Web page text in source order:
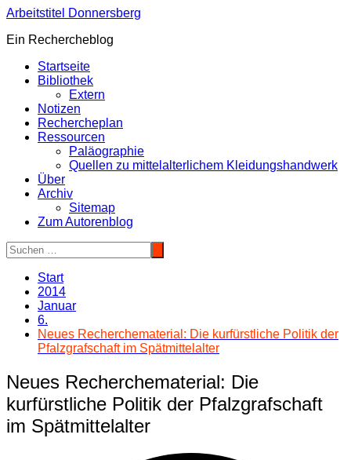
Zum
springen
Arbeitstitel Donnersberg
Ein Rechercheblog
Startseite
Bibliothek
Extern
Notizen
Rechercheplan
Ressourcen
Paläographie
Quellen zu mittelalterlichem Kleidungshandwerk
Über
Archiv
Sitemap
Zum Autorenblog
Start
2014
Januar
6.
Neues Recherchematerial: Die kurfürstliche Politik der
Pfalzgrafschaft im Spätmittelalter
Neues Recherchematerial: Die
kurfürstliche Politik der Pfalzgrafschaft
im Spätmittelalter